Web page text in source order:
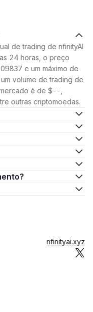
de trading de nfinityAI
24 horas, o preço
e um máximo de
volume de trading de
é de $--,
outras criptomoedas.
nfinityai.xyz